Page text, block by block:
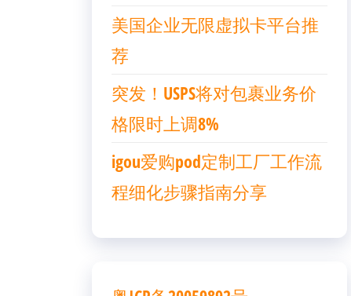
美国企业无限虚拟卡平台推
荐
突发！USPS将对包裹业务价
格限时上调8%
igou爱购pod定制工厂工作流
程细化步骤指南分享